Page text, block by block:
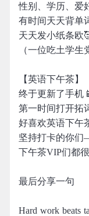
性别、学历、爱
有时间天天背单
天天发小纸条欧
（一位吃土学生
【英语下午茶】
终于更新了手机📱
第一时间打开
好喜欢英语下午
坚持打卡的你
下午茶VIP们都很
最后分享一句
Hard work beats